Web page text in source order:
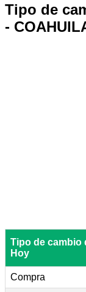
Tipo de
-
Tipo de cambio
Hoy
Compra